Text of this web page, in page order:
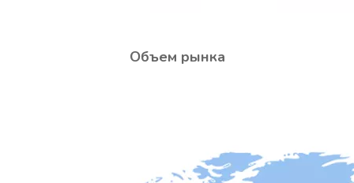
Объем рынка